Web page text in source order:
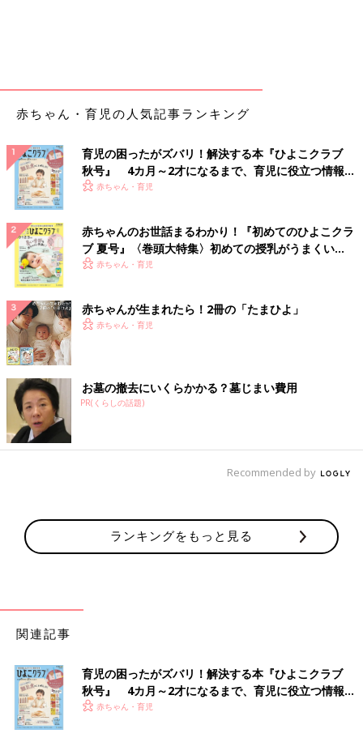
赤ちゃん・育児の人気記事ランキング
育児の困ったがズバリ！解決する本『ひよこクラブ
秋号』 4カ月～2才になるまで、育児に役立つ情報が
いっぱい！
赤ちゃん・育児
赤ちゃんのお世話まるわかり！『初めてのひよこクラ
ブ 夏号』〈巻頭大特集〉初めての授乳がうまくい
く！ おっぱい・ミルクの基本と夏のトラブル 解決テ
赤ちゃん・育児
赤ちゃんが生まれたら！2冊の「たまひよ」
赤ちゃん・育児
お墓の撤去にいくらかかる？墓じまい費用
PR(くらしの話題)
Recommended by
ランキングをもっと見る
関連記事
育児の困ったがズバリ！解決する本『ひよこクラブ
秋号』 4カ月～2才になるまで、育児に役立つ情報が
いっぱい！
赤ちゃん・育児